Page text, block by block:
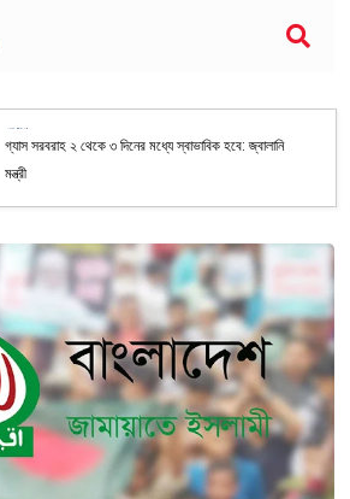
গ্যাস সরবরাহ ২ থেকে ৩ দিনের মধ্যে স্বাভাবিক হবে: জ্বালানি
মন্ত্রী